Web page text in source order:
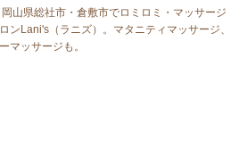
山県総社市・倉敷市でロミロミ・マッサージ
ンLani's（ラニズ）。マタニティマッサージ、
マッサージも。